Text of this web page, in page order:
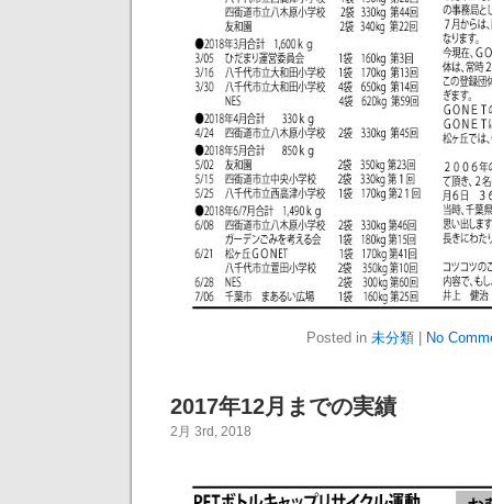
Posted in 未分類| No
2017年12月までの実績
2月 3rd, 2018